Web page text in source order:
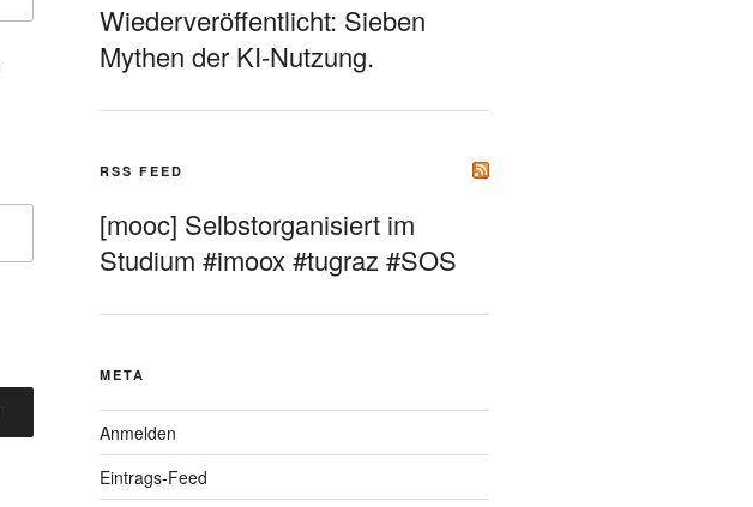
Wiederveröffentlicht: Sieben
Mythen der KI-Nutzung.
RSS FEED
[mooc] Selbstorganisiert im
Studium #imoox #tugraz #SOS
META
Anmelden
Eintrags-Feed